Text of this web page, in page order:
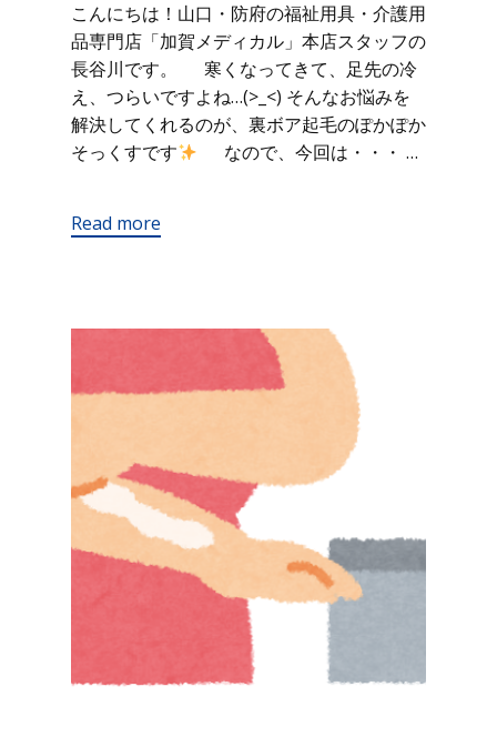
こんにちは！山口・防府の福祉用具・介護用
品専門店「加賀メディカル」本店スタッフの
長谷川です。 寒くなってきて、足先の冷
え、つらいですよね…(>_<) そんなお悩みを
解決してくれるのが、裏ボア起毛のぽかぽか
そっくすです
なので、今回は・・・ …
Read more